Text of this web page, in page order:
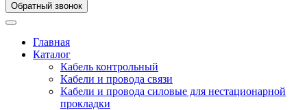
Обратный звонок
Главная
Каталог
Кабель контрольный
Кабели и провода связи
Кабели и провода силовые для нестационарной
прокладки